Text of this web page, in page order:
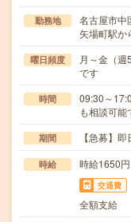
勤務地
名古屋市中
矢場町駅か
曜日頻度
月～金（
です
時間
09:30～
も相談可能
期間 【急募】
時給 時給1650
交通費
全額支給